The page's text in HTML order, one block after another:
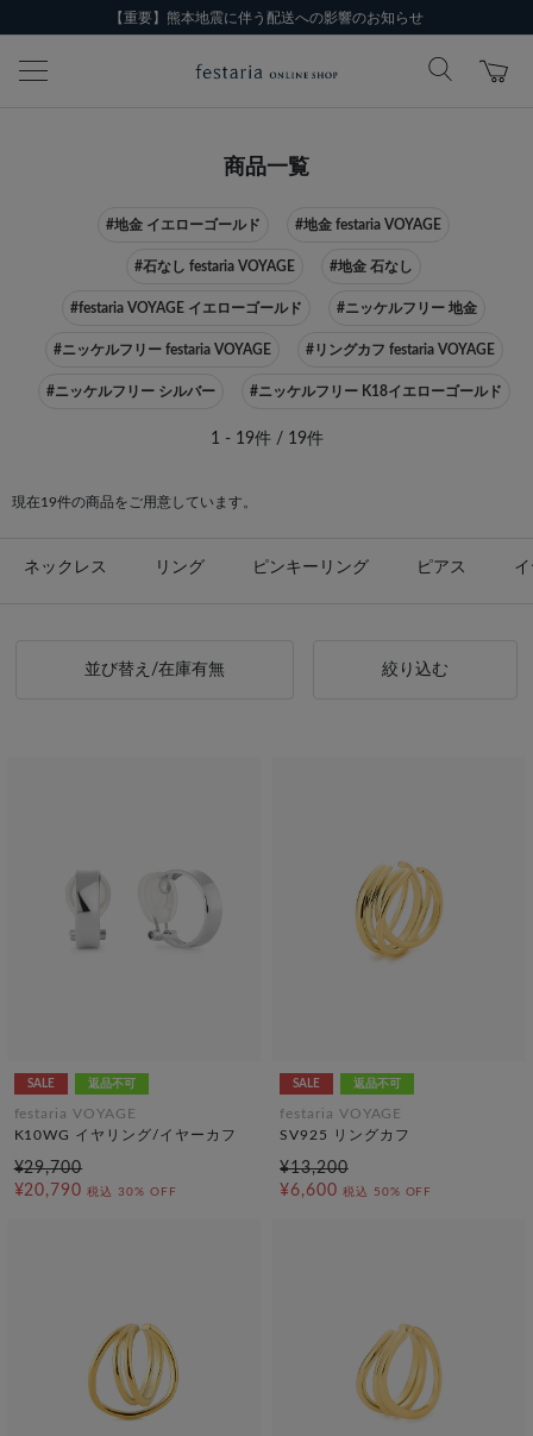
【重要】熊本地震に伴う配送への影響のお知らせ
商品一覧
#地金 イエローゴールド #地金 festaria VOYAGE
#石なし festaria VOYAGE #地金 石なし
#festaria VOYAGE イエローゴールド #ニッケルフリー 地金
#ニッケルフリー festaria VOYAGE #リングカフ festaria VOYAGE
#ニッケルフリー シルバー #ニッケルフリー K18イエローゴールド
1 - 19件 / 19件
現在19件の商品をご用意しています。
ネックレス リング ピンキーリング ピアス
並び替え/在庫有無 絞り込む
SALE 返品不可
festaria VOYAGE
K10WG イヤリング/イヤーカフ
¥29,700
¥20,790 税込 30% OFF
SALE 返品不可
festaria VOYAGE
SV925 リングカフ
¥13,200
¥6,600 税込 50% OFF